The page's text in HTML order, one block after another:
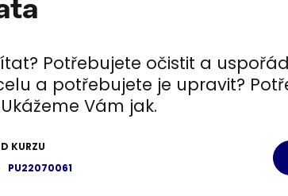
Potřebujete očistit a
a potřebujete je upravit?
Vám jak.
KURZU
PU22070061